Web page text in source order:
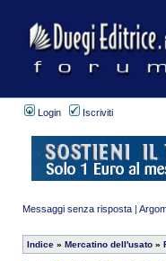
Login Iscriviti
Messaggi senza risposta |
Indice » Mercatino dell'usato »